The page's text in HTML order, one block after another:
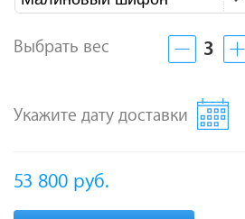
Выбрать вес 3
Укажите дату доставки
53 800 руб.